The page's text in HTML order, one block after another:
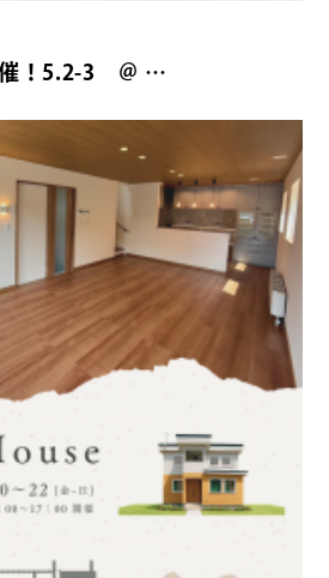
催！5.2-3 ＠ …